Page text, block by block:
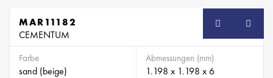
MAR11182
CEMENTUM
Farbe
sand (beige)
Abmessungen (mm)
1.198 x 1.198 x 6